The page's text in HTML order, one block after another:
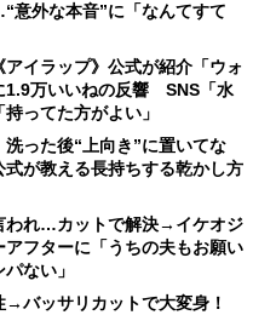
外な本音”に「なんてすて
イラップ》公式が紹介「ウォ
1.9万いいねの反響 SNS「水
ってた方がよい」
った後“上向き”に置いてな
が教える長持ちする乾かし方
われ…カットで解決→イケオジ
フターに「うちの夫もお願い
ない」
→バッサリカットで大変身！